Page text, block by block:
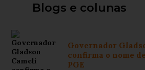
Blogs e colunas
Governador
confirma o nome
PGE